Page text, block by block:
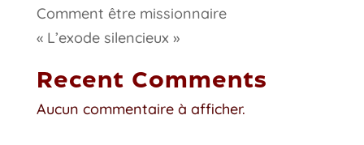
Comment être missionnaire
« L’exode silencieux »
Recent Comments
Aucun commentaire à afficher.